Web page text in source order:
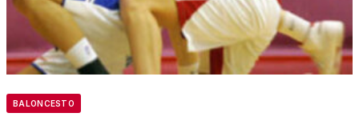
BALONCESTO